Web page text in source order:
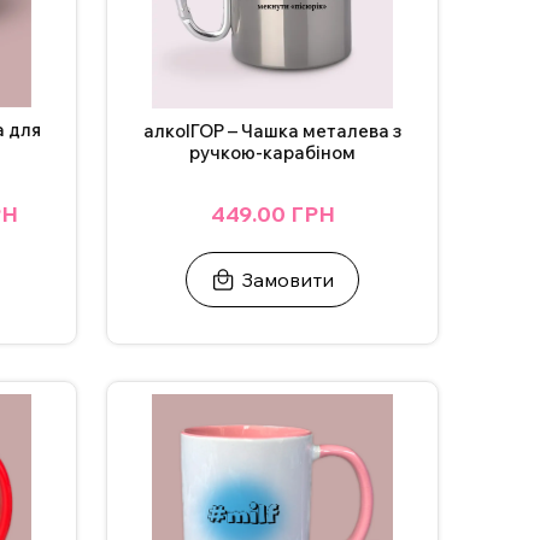
для
алкоІГОР – Чашка металева з
ручкою-карабіном
449.00 ГРН
Замовити